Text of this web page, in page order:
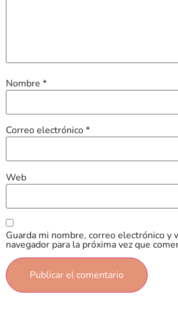
Nombre *
Correo electrónico*
Web
Guarda mi nombre, correo electrónico y
navegador para la próxima vez que